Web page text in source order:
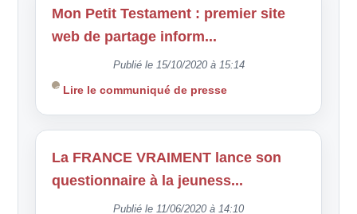
Mon Petit Testament : premier site
web de partage inform...
Publié le 15/10/2020 à 15:14
Lire le communiqué de presse
La FRANCE VRAIMENT lance son
questionnaire à la jeuness...
Publié le 11/06/2020 à 14:10